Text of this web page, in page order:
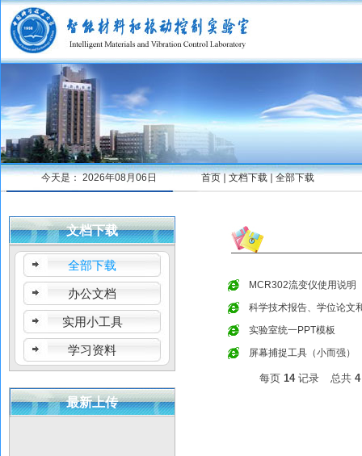
今天是： 2026年08月06日 首页 文档下载 全部下载
文档下载
全部下载
办公文档
实用小工具
学习资料
最新上传
MCR302流变仪使用说明
科学技术报告、学位论文
实验室统一PPT模板
屏幕捕捉工具（小而强）
每页 14记录 总共 4